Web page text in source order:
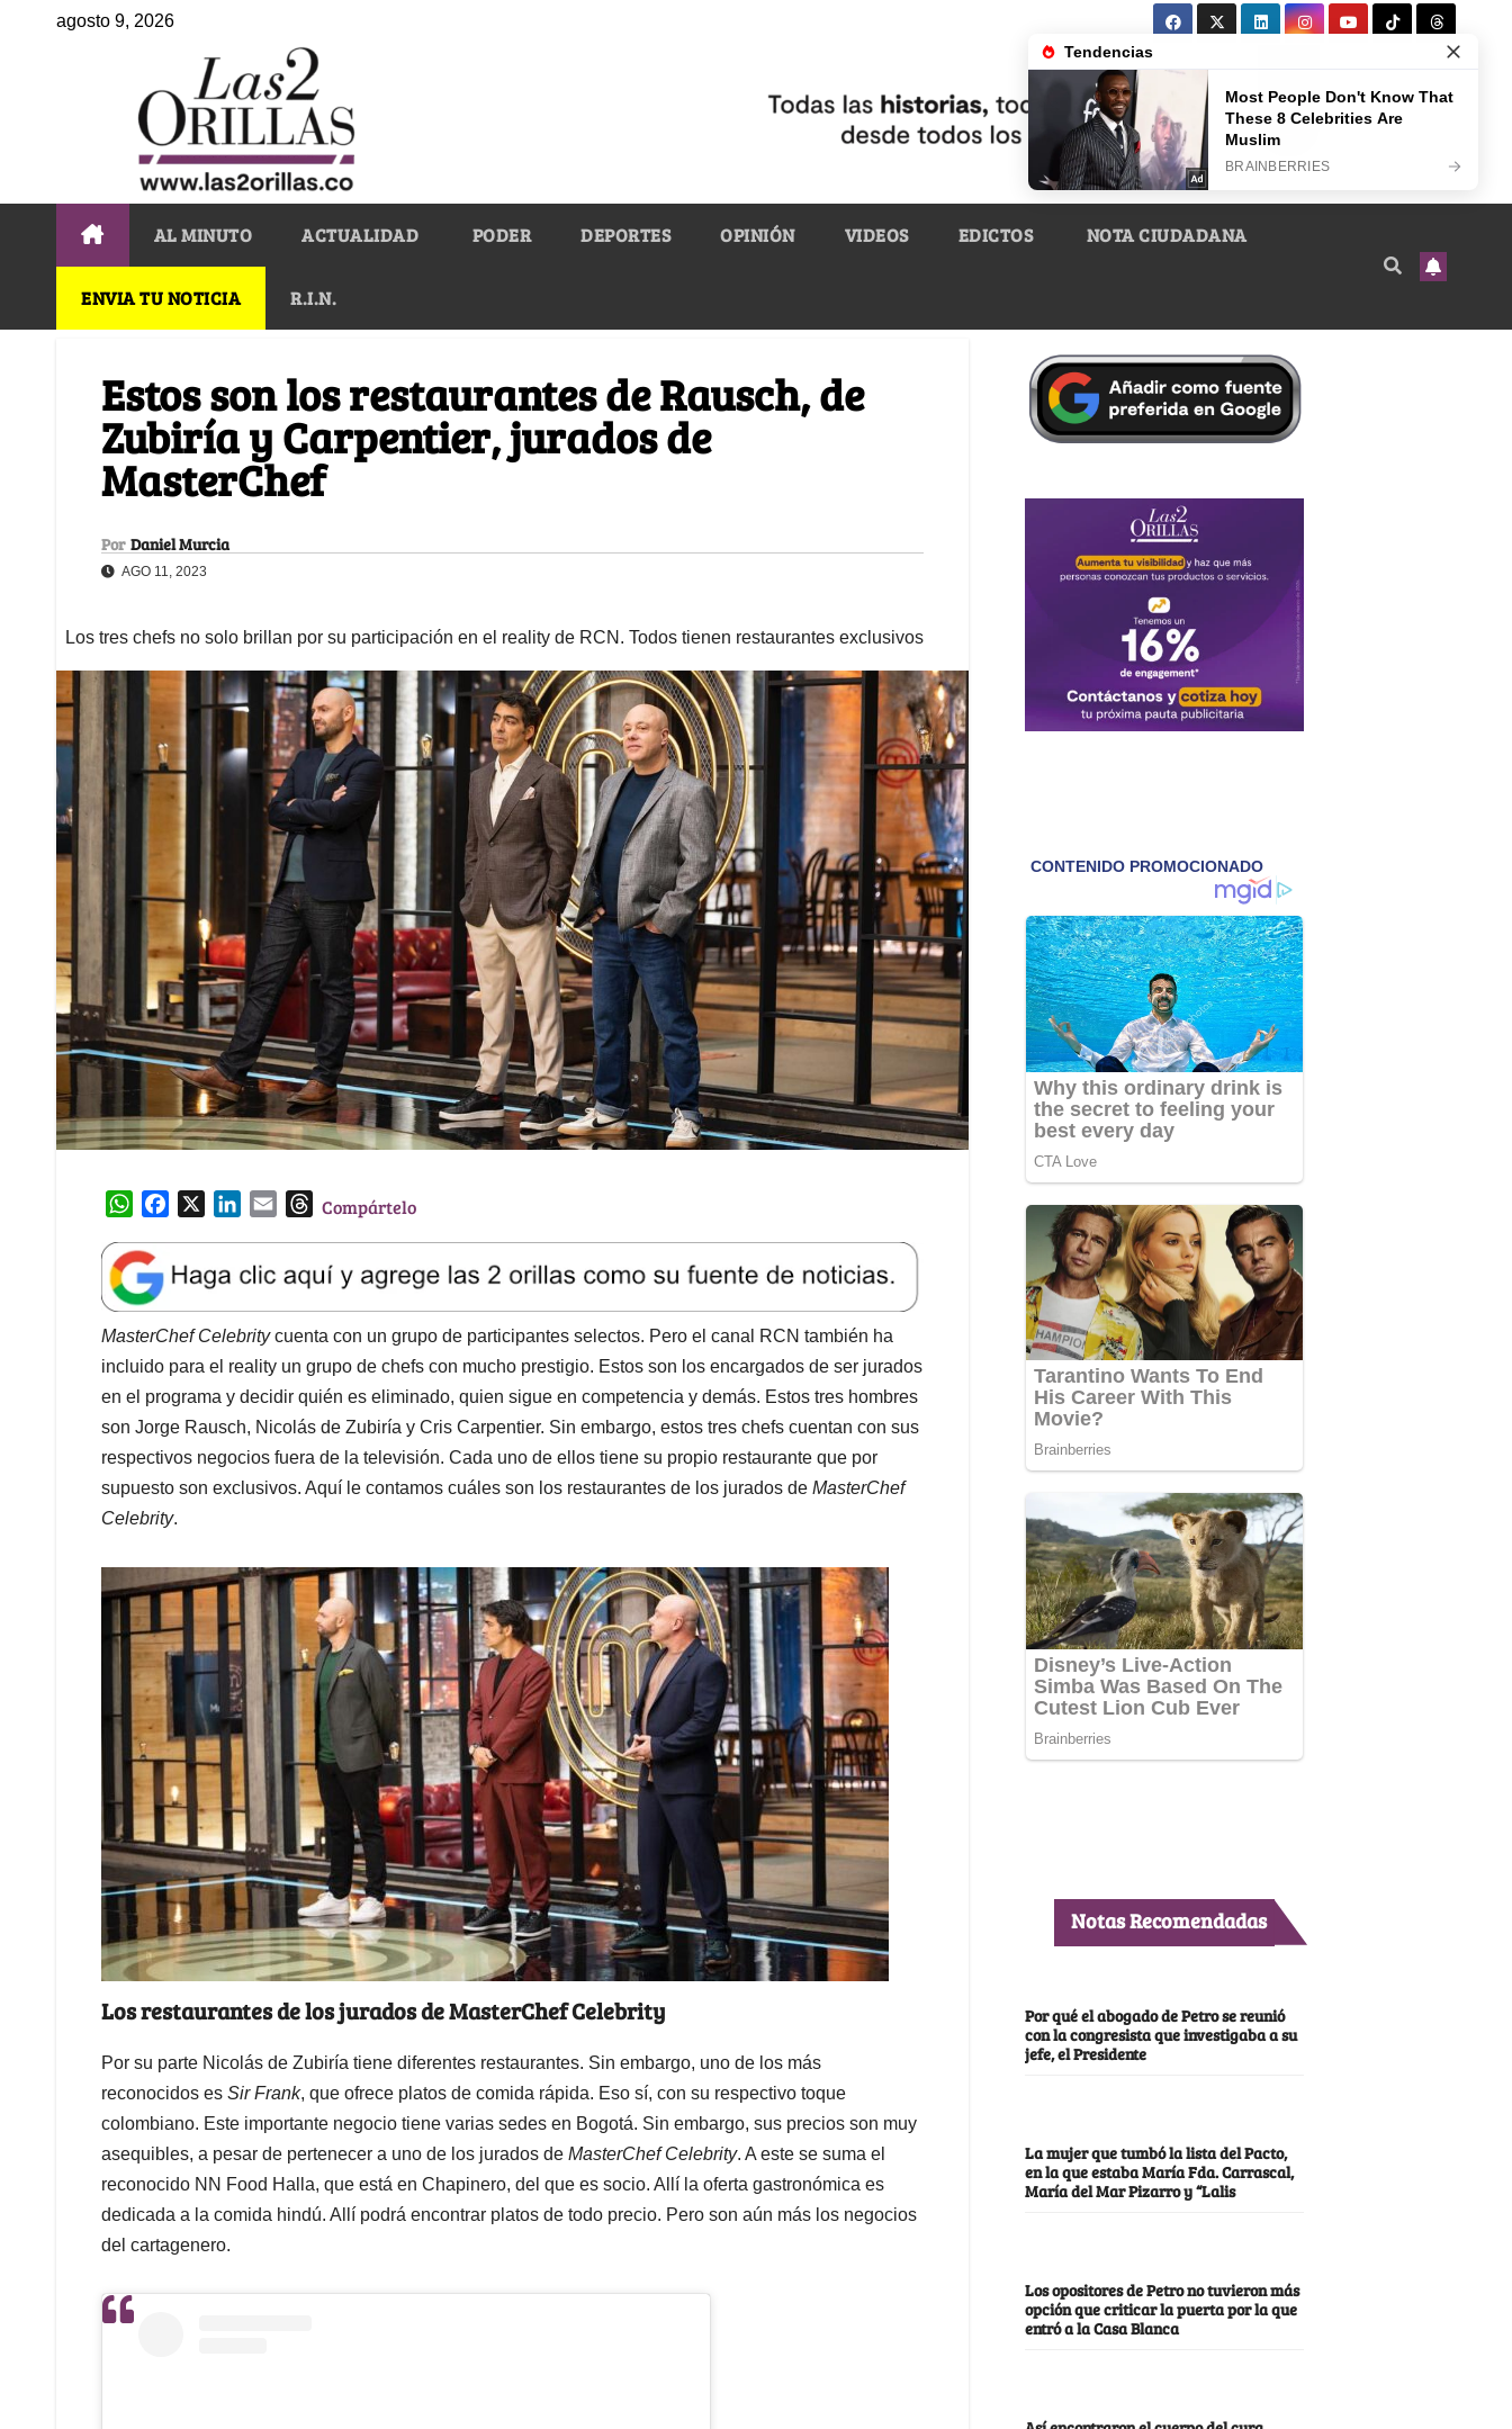
agosto 9, 2026
AL MINUTO ACTUALIDAD PODER DEPORTES OPINIÓN VIDEOS EDICTOS NOTA CIUDADANA
ENVIA TU NOTICIA R.I.N.
Estos son los restaurantes de Rausch, de
Zubiría y Carpentier, jurados de
MasterChef
Por Daniel Murcia
AGO 11, 2023
Los tres chefs no solo brillan por su participación en el reality de RCN. Todos tienen restaurantes exclusivos
W
a
t
s
A
p
p
e
b
o
o
k
k
e
d
I
n
l
T
e
a
d
s
Compártelo
MasterChef Celebritycuenta con un grupo de participantes selectos. Pero el canal RCN también ha
incluido para el reality un grupo de chefs con mucho prestigio. Estos son los encargados de ser jurados
en el programa y decidir quién es eliminado, quien sigue en competencia y demás. Estos tres hombres
son Jorge Rausch, Nicolás de Zubiría y Cris Carpentier. Sin embargo, estos tres chefs cuentan con sus
respectivos negocios fuera de la televisión. Cada uno de ellos tiene su propio restaurante que por
supuesto son exclusivos. Aquí le contamos cuáles son los restaurantes de los jurados de MasterChef
Celebrity.
Los restaurantes de los jurados de MasterChef Celebrity
Por su parte Nicolás de Zubiría tiene diferentes restaurantes. Sin embargo, uno de los más
reconocidos es Sir Frank, que ofrece platos de comida rápida. Eso sí, con su respectivo toque
colombiano. Este importante negocio tiene varias sedes en Bogotá. Sin embargo, sus precios son muy
asequibles, a pesar de pertenecer a uno de los jurados de MasterChef Celebrity. A este se suma el
reconocido NN Food Halla, que está en Chapinero, del que es socio. Allí la oferta gastronómica es
dedicada a la comida hindú. Allí podrá encontrar platos de todo precio. Pero son aún más los negocios
del cartagenero.
Notas Recomendadas
Por qué el abogado de Petro se reunió
con la congresista que investigaba a su
jefe, el Presidente
La mujer que tumbó la lista del Pacto,
en la que estaba María Fda. Carrascal,
María del Mar Pizarro y “Lalis
Los opositores de Petro no tuvieron más
opción que criticar la puerta por la que
entró a la Casa Blanca